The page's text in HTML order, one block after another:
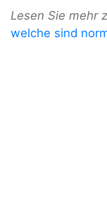
Lesen Sie mehr
welche sind